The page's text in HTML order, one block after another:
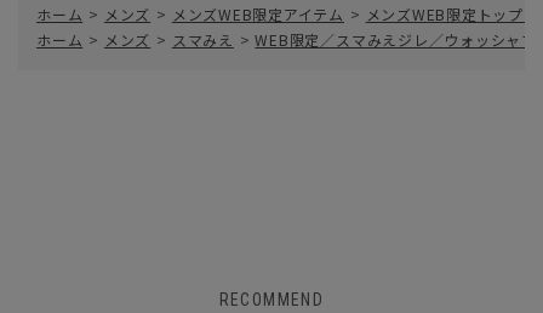
ホーム > メンズ > メンズWEB限定アイテム > メンズWEB限定トップス
ホーム > メンズ > スマみえ > WEB限定／スマみえジレ／ウォッシャ
RECOMMEND